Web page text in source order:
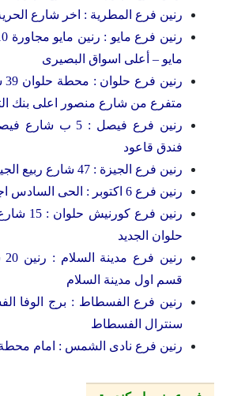
رنين فرع المطرية : اخر شارع
مايو – أعلى اسواق البصيرى
متفرع من شارع منصور اعلى بنك
رنين فرع فيصل : 5
فندق قاعود
رنين فرع الجيزة : 47 شارع ربيع الجيزى
رنين فرع 6 اكتوبر : الحى السادس اجياد انفنتى مول
رنين
حلوان الجديد
قسم اول مدينة السلام
رنين فرع الفسطاط : برج الوفا
سنترال الفسطاط
رنين فرع نادى الشمس : امام